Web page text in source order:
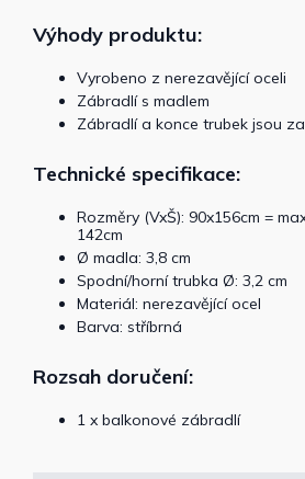
Výhody produktu:
Vyrobeno z nerezavějící oceli
Zábradlí s madlem
Zábradlí a konce trubek jsou
Technické specifikace:
Rozměry (VxŠ): 90x156cm =
142cm
Ø madla: 3,8 cm
Spodní/horní trubka Ø: 3,2 cm
Materiál: nerezavějící ocel
Barva: stříbrná
Rozsah doručení:
1 x balkonové zábradlí